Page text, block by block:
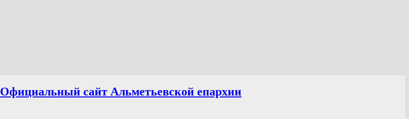
Официальный сайт Альметьевской епархии